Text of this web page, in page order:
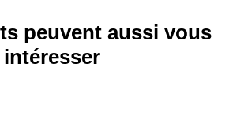
peuvent aussi vous
intéresser